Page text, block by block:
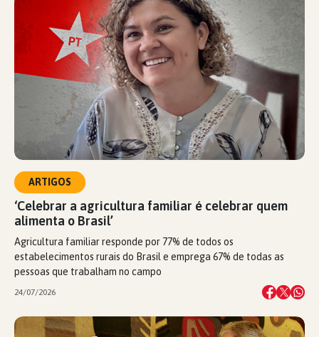
ARTIGOS
‘Celebrar a agricultura familiar é celebrar quem
alimenta o Brasil’
Agricultura familiar responde por 77% de todos os
estabelecimentos rurais do Brasil e emprega 67% de todas as
pessoas que trabalham no campo
24/07/2026